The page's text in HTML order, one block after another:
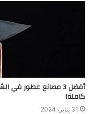
أفضل 3 مصانع عطور في
كاملة)
31 يناير، 2024